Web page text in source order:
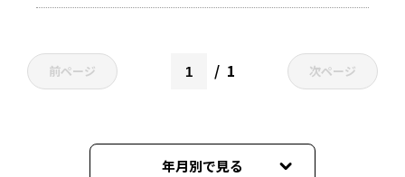
前ページ 1 次ページ
年月別で見る